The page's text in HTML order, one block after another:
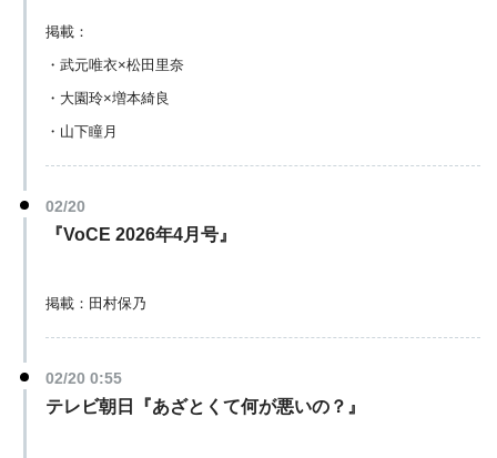
掲載：
・武元唯衣×松田里奈
・大園玲×増本綺良
・山下瞳月
02/20
『VoCE 2026年4月号』
掲載：田村保乃
02/20 0:55
テレビ朝日『あざとくて何が悪いの？』